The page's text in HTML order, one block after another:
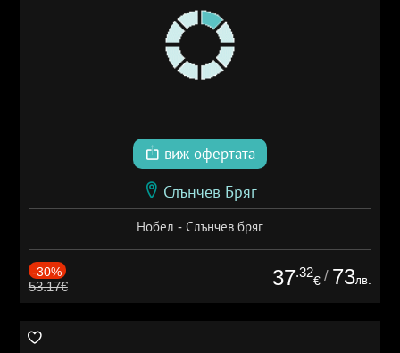
виж офертата
Слънчев Бряг
Нобел - Слънчев бряг
-30%
53.17€ 37.32
€ / 73лв.